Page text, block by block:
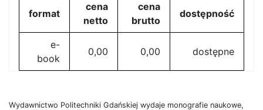
format
cena
netto
cena
brutto
dostępność
e-
book
0,00 0,00 dostępne
Wydawnictwo Politechniki Gdańskiej wydaje monografie naukowe,